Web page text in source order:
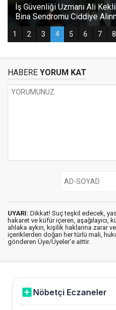
HABERE YORUM KAT
UYARI: Dikkat! Suç teşkil edecek,
hakaret ve küfür içeren,
ahlaka aykırı, kişilik haklarına zarar
içeriklerden doğan her türlü mali,
gönderen Üye/Üyeler’e aittir.